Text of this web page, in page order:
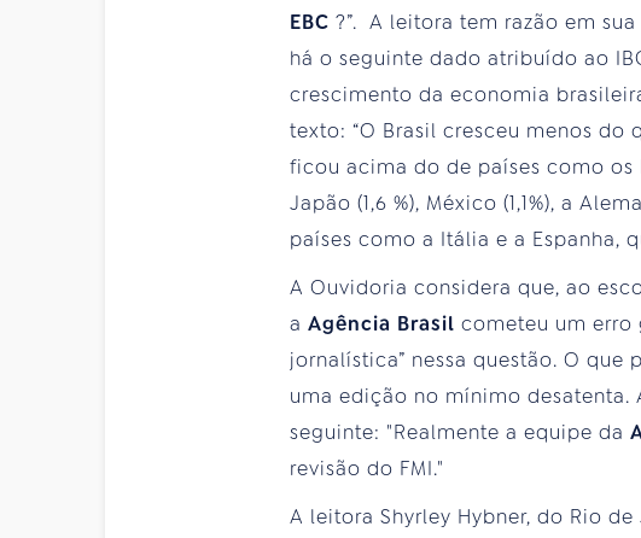
EBC ?”. A leitora tem razão em
há o seguinte dado atribuído ao
crescimento da economia
texto: “O Brasil cresceu menos do
ficou acima do de países como os
Japão (1,6 %), México (1,1%), a
países como a Itália e a Espanha,
A Ouvidoria considera que, ao
a Agência Brasil cometeu um erro
jornalística” nessa questão. O
uma edição no mínimo desatenta.
seguinte: "Realmente a equipe da
revisão do FMI."
A leitora Shyrley Hybner, do Rio